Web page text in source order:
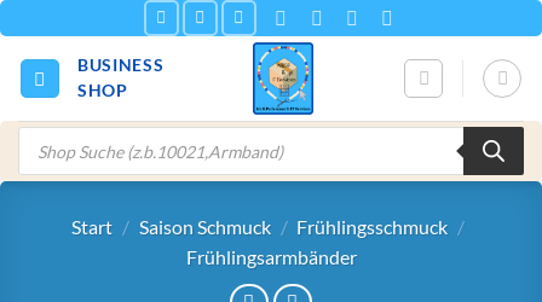
Inhalt
springen
BUSINESS
SHOP
Products
search
Start / Saison Schmuck / Frühlingsschmuck /
Frühlingsarmbänder